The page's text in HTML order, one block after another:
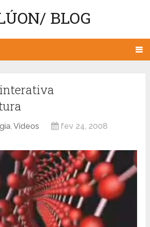
BLOG
,Vídeos fev 24, 2008